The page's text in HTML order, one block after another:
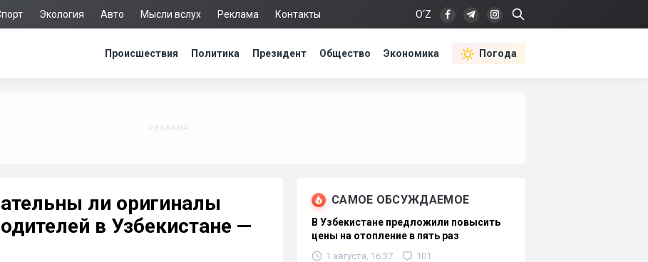
Экология Авто Мысли вслух Реклама Контакты O‘Z
Происшествия Политика Президент Общество Экономика Погода
ли оригиналы
в Узбекистане —
САМОЕ ОБСУЖДАЕМОЕ
В Узбекистане предложили повысить
цены на отопление в пять раз
1 августа, 16:37 101